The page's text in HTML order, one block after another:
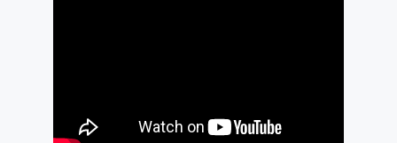
Choisir la meilleure assurance pour un
véhicule de collection : nos conseils